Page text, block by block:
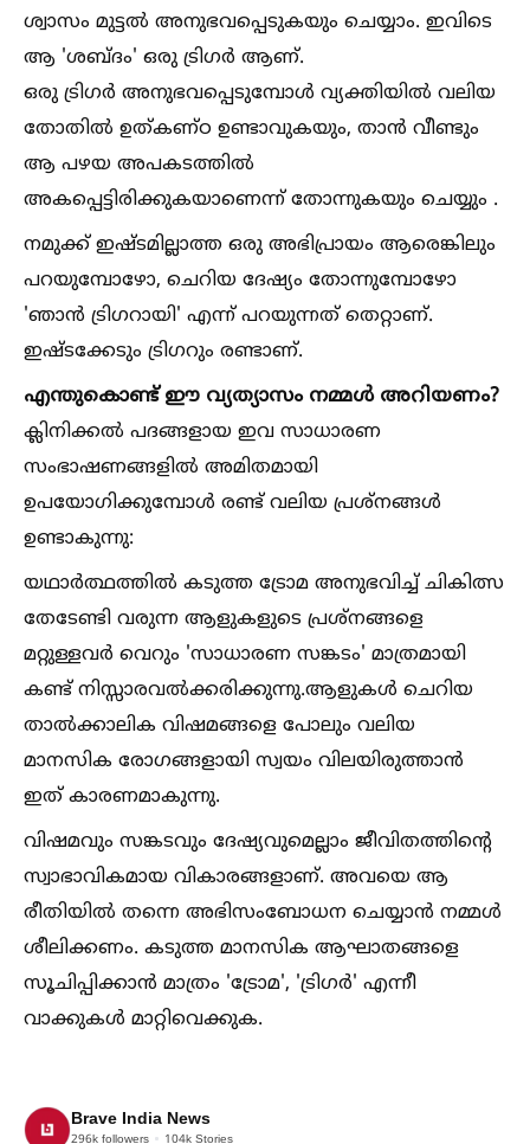
ശ്വാസം മുട്ടല്‍ അനുഭവപ്പെടുകയും ചെയ്യാം. ഇവിടെ
ആ 'ശബ്ദം' ഒരു ട്രിഗർ ആണ്.
ഒരു ട്രിഗർ അനുഭവപ്പെടുമ്പോള്‍ വ്യക്തിയില്‍ വലിയ
തോതില്‍ ഉത്കണ്ഠ ഉണ്ടാവുകയും, താൻ വീണ്ടും
ആ പഴയ അപകടത്തില്‍
അകപ്പെട്ടിരിക്കുകയാണെന്ന് തോന്നുകയും ചെയ്യും .
നമുക്ക് ഇഷ്ടമില്ലാത്ത ഒരു അഭിപ്രായം ആരെങ്കിലും
പറയുമ്പോഴോ, ചെറിയ ദേഷ്യം തോന്നുമ്പോഴോ
'ഞാൻ ട്രിഗറായി' എന്ന് പറയുന്നത് തെറ്റാണ്.
ഇഷ്ടക്കേടും ട്രിഗറും രണ്ടാണ്.
എന്തുകൊണ്ട് ഈ വ്യത്യാസം നമ്മള്‍ അറിയണം?
ക്ലിനിക്കല്‍ പദങ്ങളായ ഇവ സാധാരണ
സംഭാഷണങ്ങളില്‍ അമിതമായി
ഉപയോഗിക്കുമ്പോള്‍ രണ്ട് വലിയ പ്രശ്നങ്ങള്‍
ഉണ്ടാകുന്നു:
യഥാർത്ഥത്തില്‍ കടുത്ത ട്രോമ അനുഭവിച്ച്‌ ചികിത്സ
തേടേണ്ടി വരുന്ന ആളുകളുടെ പ്രശ്നങ്ങളെ
മറ്റുള്ളവർ വെറും 'സാധാരണ സങ്കടം' മാത്രമായി
കണ്ട് നിസ്സാരവല്‍ക്കരിക്കുന്നു.ആളുകള്‍ ചെറിയ
താല്‍ക്കാലിക വിഷമങ്ങളെ പോലും വലിയ
മാനസിക രോഗങ്ങളായി സ്വയം വിലയിരുത്താൻ
ഇത് കാരണമാകുന്നു.
വിഷമവും സങ്കടവും ദേഷ്യവുമെല്ലാം ജീവിതത്തിന്റെ
സ്വാഭാവികമായ വികാരങ്ങളാണ്. അവയെ ആ
രീതിയില്‍ തന്നെ അഭിസംബോധന ചെയ്യാൻ നമ്മള്‍
ശീലിക്കണം. കടുത്ത മാനസിക ആഘാതങ്ങളെ
സൂചിപ്പിക്കാൻ മാത്രം 'ട്രോമ', 'ട്രിഗർ' എന്നീ
വാക്കുകള്‍ മാറ്റിവെക്കുക.
Brave India News
296k followers 104k Stories